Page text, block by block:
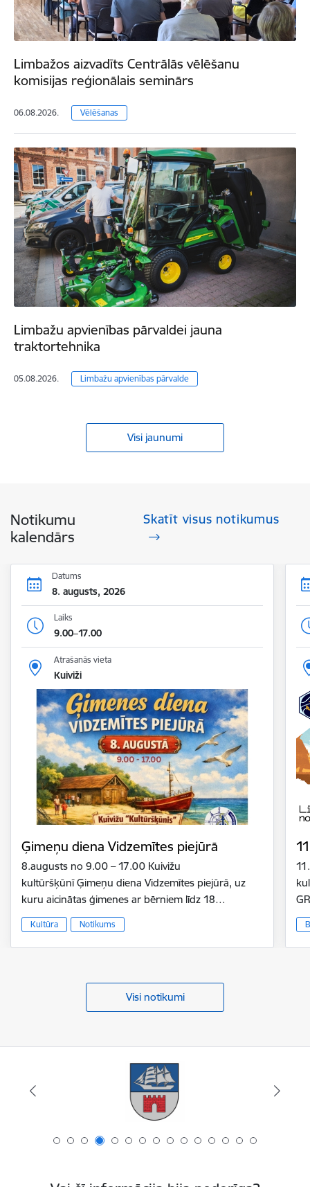
Limbažos aizvadīts Centrālās vēlēšanu
komisijas reģionālais seminārs
06.08.2026. Vēlēšanas
Limbažu apvienības pārvaldei jauna
traktortehnika
05.08.2026. Limbažu apvienības pārvalde
Visi jaunumi
Notikumu
kalendārs
Skatīt visus notikumus
Datums
8. augusts, 2026
Laiks
9.00–17.00
Atrašanās vieta
Kuiviži
Ģimeņu diena Vidzemītes piejūrā
8.augusts no 9.00 – 17.00 Kuivižu
kultūršķūnī Ģimeņu diena Vidzemītes piejūrā, uz
kuru aicinātas ģimenes ar bērniem līdz 18…
Kultūra Notikums
Visi notikumi